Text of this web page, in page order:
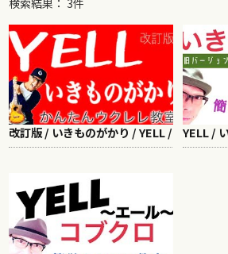
検索結果： 3件
改訂版 / いきものがかり / YELL / YELL /